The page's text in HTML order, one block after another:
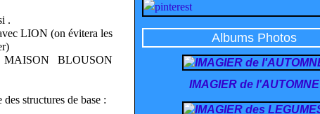
.
LION (on évitera les
BLOUSON
structures de base :
Albums Photos
IMAGIER de l'AUTOMNE